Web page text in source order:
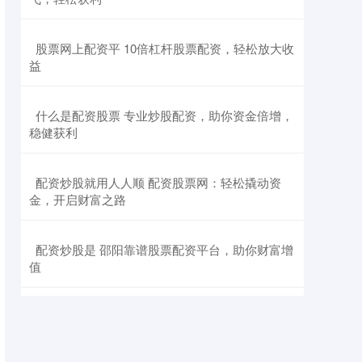
​股票网上配资平 10倍杠杆股票配资，轻松放大收
益
​什么是配资股票 专业炒股配资，助你资金倍增，
稳健获利
​配资炒股就用人人顺 配资股票网：轻松撬动资
金，开启财富之路
​配资炒股是 邵阳靠谱股票配资平台，助你财富增
值